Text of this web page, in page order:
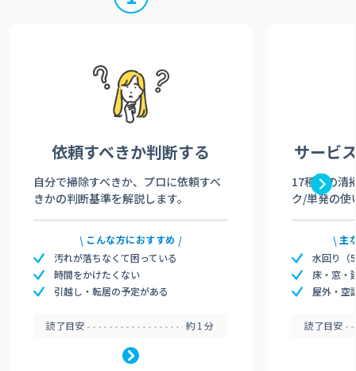
依頼すべきか判断する
自分で掃除すべきか、プロに依頼すべ
きかの判断基準を解説します。
こんな方におすすめ
汚れが落ちなくて困っている
時間をかけたくない
引越し・転居の予定がある
読了目安 約1分
サービ
17種類の清
ク/単発の使
主
水回り（
床・窓・
屋外・空
読了目安